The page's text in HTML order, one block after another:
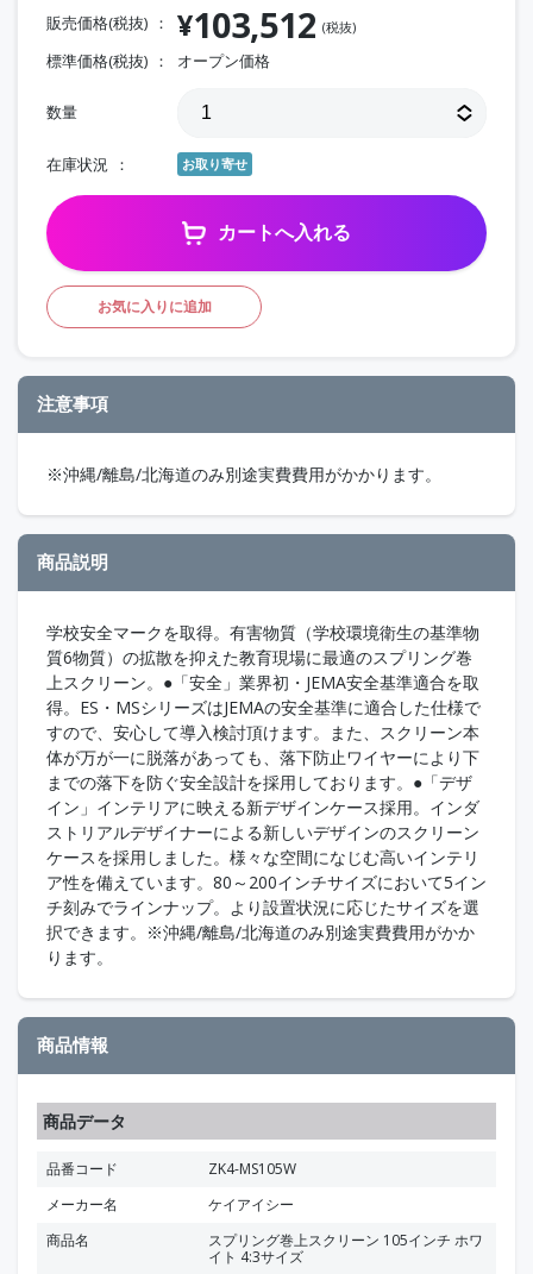
販売価格(税抜) ¥103,512 (税抜)
標準価格(税抜) オープン価格
数量
在庫状況 お取り寄せ
カートへ入れる
お気に入りに追加
注意事項
※沖縄/離島/北海道のみ別途実費費用がかかります。
商品説明
学校安全マークを取得。有害物質（学校環境衛生の基準物
質6物質）の拡散を抑えた教育現場に最適のスプリング巻
上スクリーン。●「安全」業界初・JEMA安全基準適合を取
得。ES・MSシリーズはJEMAの安全基準に適合した仕様で
すので、安心して導入検討頂けます。また、スクリーン本
体が万が一に脱落があっても、落下防止ワイヤーにより下
までの落下を防ぐ安全設計を採用しております。●「デザ
イン」インテリアに映える新デザインケース採用。インダ
ストリアルデザイナーによる新しいデザインのスクリーン
ケースを採用しました。様々な空間になじむ高いインテリ
ア性を備えています。80～200インチサイズにおいて5イン
チ刻みでラインナップ。より設置状況に応じたサイズを選
択できます。※沖縄/離島/北海道のみ別途実費費用がかか
ります。
商品情報
商品データ
品番コード
ZK4-MS105W
メーカー名
ケイアイシー
商品名
スプリング巻上スクリーン 105インチ ホワ
イト 4:3サイズ